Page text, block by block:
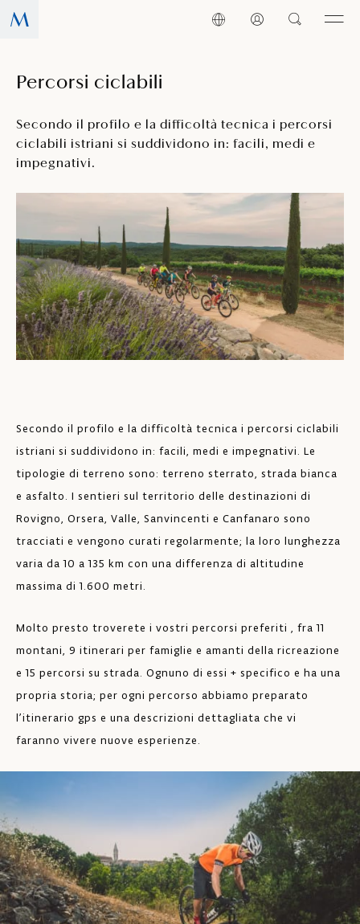
Percorsi ciclabili
Secondo il profilo e la difficoltà tecnica i percorsi
ciclabili istriani si suddividono in: facili, medi e
impegnativi.
Secondo il profilo e la difficoltà tecnica i percorsi ciclabili
istriani si suddividono in: facili, medi e impegnativi. Le
tipologie di terreno sono: terreno sterrato, strada bianca
e asfalto. I sentieri sul territorio delle destinazioni di
Rovigno, Orsera, Valle, Sanvincenti e Canfanaro sono
tracciati e vengono curati regolarmente; la loro lunghezza
varia da 10 a 135 km con una differenza di altitudine
massima di 1.600 metri.
Molto presto troverete i vostri percorsi preferiti , fra 11
montani, 9 itinerari per famiglie e amanti della ricreazione
e 15 percorsi su strada. Ognuno di essi + specifico e ha una
propria storia; per ogni percorso abbiamo preparato
l’itinerario gps e una descrizioni dettagliata che vi
faranno vivere nuove esperienze.